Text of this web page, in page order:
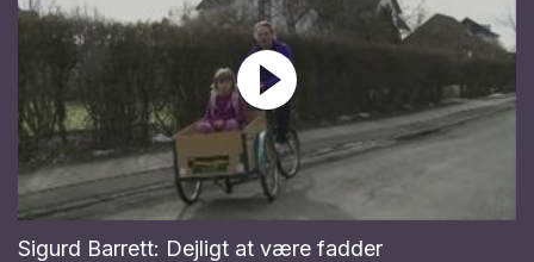
Sigurd Barrett: Dejligt at være fadder